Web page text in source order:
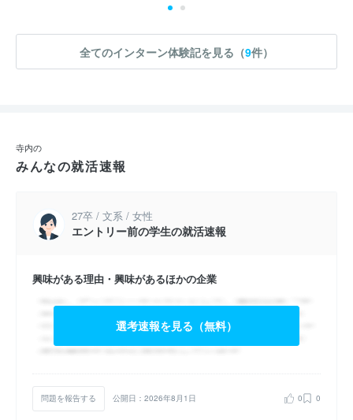
全てのインターン体験記を見る（9件）
寺内の
みんなの就活速報
27卒 / 文系 / 女性
エントリー前の学生の就活速報
興味がある理由・興味があるほかの企業
選考速報を見る（無料）
問題を報告する 公開日：2026年8月1日 0 0